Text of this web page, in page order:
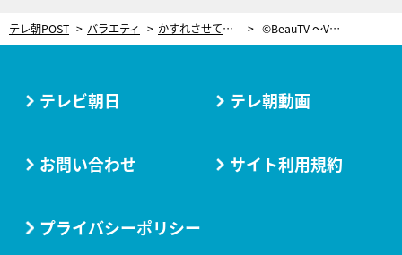
テレ朝POST バラエティ かすれさせて線を引く！秋の定番「チェックネイル」が意外と簡単にできる ©BeauTV ～VOCE
テレビ朝日 テレ朝動画
お問い合わせ サイト利用規約
プライバシーポリシー